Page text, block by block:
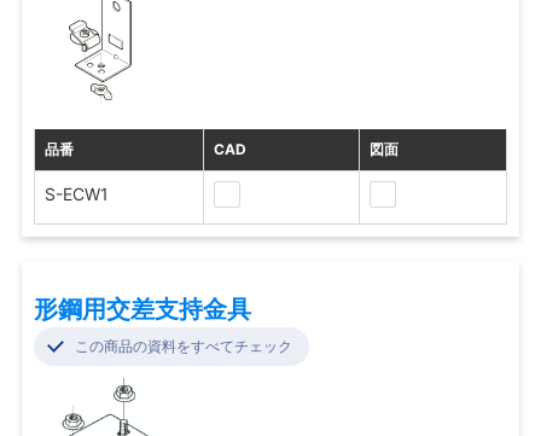
品番 CAD 図面
S-ECW1
形鋼用交差支持金具
この商品の資料をすべてチェック